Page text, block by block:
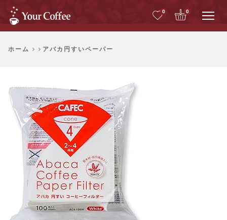
0 0
ホーム アバカ円すいペーパー